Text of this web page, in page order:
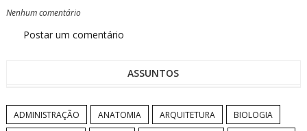
Nenhum comentário
Postar um comentário
ASSUNTOS
ADMINISTRAÇÃO ANATOMIA ARQUITETURA
BIOLOGIA